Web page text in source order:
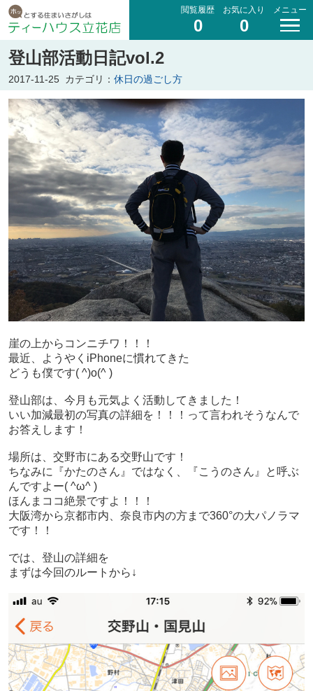
閲覧履歴
0
お気に入り
0
メニュー
登山部活動日記vol.2
2017-11-25 カテゴリ： 休日の過ごし方
崖の上からコンニチワ！！！
最近、ようやくiPhoneに慣れてきた
どうも僕です( ^)o(^ )
登山部は、今月も元気よく活動してきました！
いい加減最初の写真の詳細を！！！って言われそうなんで
お答えします！
場所は、交野市にある交野山です！
ちなみに『かたのさん』ではなく、『こうのさん』と呼ぶ
んですよー( ^ω^ )
ほんまココ絶景ですよ！！！
大阪湾から京都市内、奈良市内の方まで360°の大パノラマ
です！！
では、登山の詳細を
まずは今回のルートから↓